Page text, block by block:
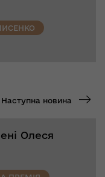
Наступна новина
Олеся